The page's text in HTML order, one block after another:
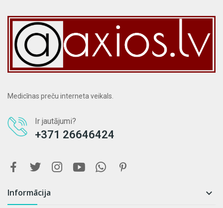
Medicīnas preču interneta veikals.
Ir jautājumi?
+371 26646424
Informācija 